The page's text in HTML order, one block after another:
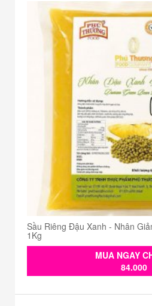
Sầu Riêng Đậu Xanh - Nhân
1Kg
MUA NGAY
84.000